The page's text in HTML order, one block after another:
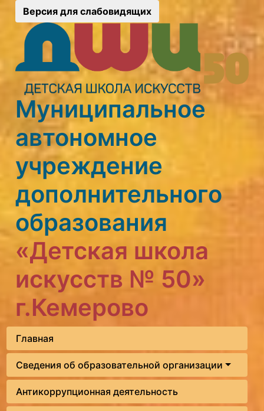
Версия для слабовидящих
Муниципальное
автономное
учреждение
дополнительного
образования
«Детская школа
искусств № 50»
г.Кемерово
Главная
Сведения об образовательной организации
Антикоррупционная деятельность